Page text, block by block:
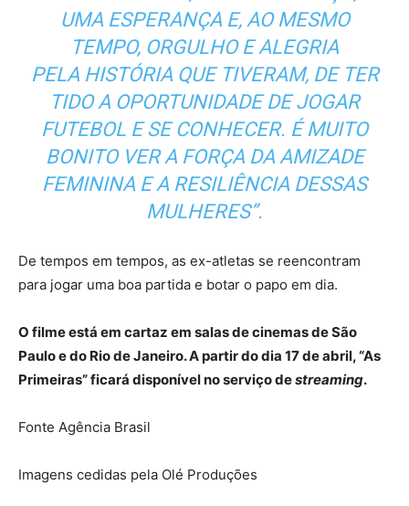
UMA ESPERANÇA E, AO MESMO
TEMPO, ORGULHO E ALEGRIA
PELA HISTÓRIA QUE TIVERAM, DE TER
TIDO A OPORTUNIDADE DE JOGAR
FUTEBOL E SE CONHECER. É MUITO
BONITO VER A FORÇA DA AMIZADE
FEMININA E A RESILIÊNCIA DESSAS
MULHERES”.
De tempos em tempos, as ex-atletas se reencontram
para jogar uma boa partida e botar o papo em dia.
O filme está em cartaz em salas de cinemas de São
Paulo e do Rio de Janeiro. A partir do dia 17 de abril, “As
Primeiras” ficará disponível no serviço destreaming.
Fonte Agência Brasil
Imagens cedidas pela Olé Produções